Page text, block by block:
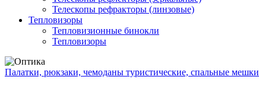
Телескопы рефракторы (линзовые)
Тепловизоры
Тепловизионные бинокли
Тепловизоры
Палатки, рюкзаки, чемоданы туристические, спальные мешки